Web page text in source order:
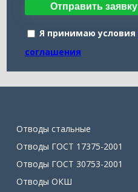
Отправить заявку
Я принимаю условия
соглашения
Отводы стальные
Отводы ГОСТ 17375-2001
Отводы ГОСТ 30753-2001
Отводы ОКШ